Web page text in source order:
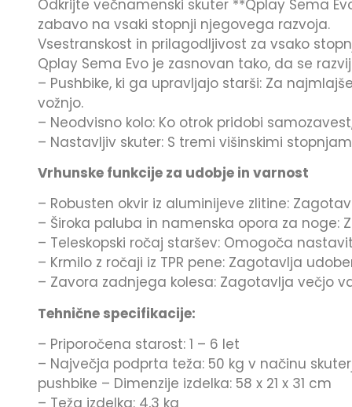
Odkrijte večnamenski skuter **Qplay Sema
zabavo na vsaki stopnji njegovega razvoja.
Vsestranskost in prilagodljivost za vsako
Qplay Sema Evo je zasnovan tako, da se
– Pushbike, ki ga upravljajo starši: Za
vožnjo.
– Neodvisno kolo: Ko otrok pridobi
– Nastavljiv skuter: S tremi višinskimi
Vrhunske funkcije za udobje in varnost
– Robusten okvir iz aluminijeve zlitine:
– Široka paluba in namenska opora za noge:
– Teleskopski ročaj staršev: Omogoča
– Krmilo z ročaji iz TPR pene: Zagotavlja
– Zavora zadnjega kolesa: Zagotavlja večjo
Tehnične specifikacije:
– Priporočena starost: 1 – 6 let
– Največja podprta teža: 50 kg v načinu
pushbike – Dimenzije izdelka: 58 x 21 x 31 cm